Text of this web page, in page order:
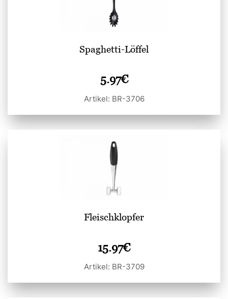
Spaghetti-Löffel
5.97€
Artikel: BR-3706
Fleischklopfer
15.97€
Artikel: BR-3709